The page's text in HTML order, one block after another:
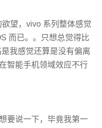
望，vivo 系列整体感觉
而已。。只想总觉得比
我感觉还算是没有偏离
智能手机领域效应不行
要说一下，毕竟我第一